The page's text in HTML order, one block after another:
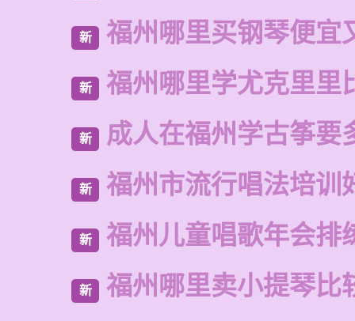
新 福州哪里买钢琴便宜
新 福州哪里学尤克里里
新 成人在福州学古筝要
新 福州市流行唱法培训
新 福州儿童唱歌年会排
新 福州哪里卖小提琴比